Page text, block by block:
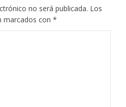
no será publicada. Los
marcados con *